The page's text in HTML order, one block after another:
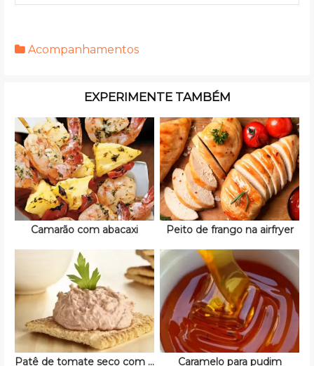
Acompanhamentos
EXPERIMENTE TAMBÉM
Camarão com abacaxi Peito de frango na airfryer
Patê de tomate seco com ricota Caramelo para pudim